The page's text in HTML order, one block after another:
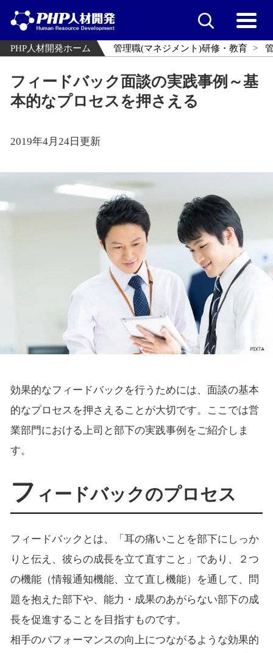
PHP人材開発ホーム 管理職(マネジメント)研修・教育
フィードバック面談の実践事例～基
本的なプロセスを押さえる
2019年4月24日更新
効果的なフィードバックを行うためには、面談の基本
的なプロセスを押さえることが大切です。ここでは営
業部門における上司と部下の実践事例をご紹介しま
す。
フ ィードバックのプロセス
フィードバックとは、「耳の痛いことを部下にしっか
りと伝え、彼らの成長を立て直すこと」であり、２つ
の機能（情報通知機能、立て直し機能）を通して、問
題を抱えた部下や、能力・成果のあがらない部下の成
長を促進することを目指すものです。
相手のパフォーマンスの向上につながるような効果的